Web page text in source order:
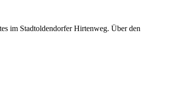
im Stadtoldendorfer Hirtenweg. Über den